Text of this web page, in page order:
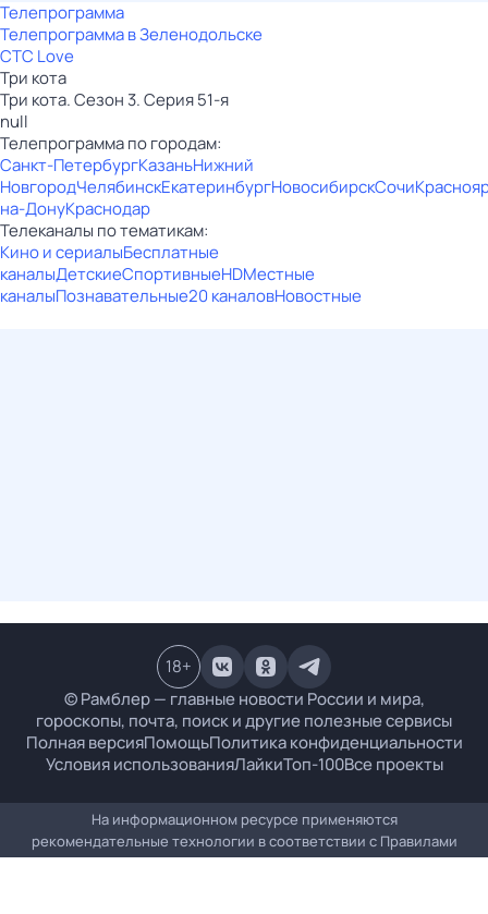
Телепрограмма
Телепрограмма в Зеленодольске
СТС Love
Три кота
Три кота. Сезон 3. Серия 51-я
null
Телепрограмма по городам:
Санкт-ПетербургКазаньНижний
НовгородЧелябинскЕкатеринбургНовосибирскСочи
на-ДонуКраснодар
Телеканалы по тематикам:
Кино и сериалыБесплатные
каналыДетскиеСпортивныеHDМестные
каналыПознавательные20 каналовНовостные
© Рамблер — главные новости России и мира,
гороскопы, почта, поиск и другие полезные сервисы
Полная версияПомощьПолитика конфиденциальности
Условия использованияЛайкиТоп-100Все проекты
18+
На информационном ресурсе применяются
рекомендательные технологии в соответствии с Правилами